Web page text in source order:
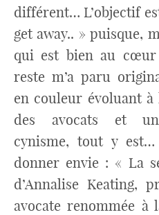
différent… L’objectif
get away.. » puisque,
qui est bien au
reste m’a paru
en couleur évoluant
des avocats et
cynisme, tout y
donner envie : « La
d’Annalise Keating,
avocate renommée